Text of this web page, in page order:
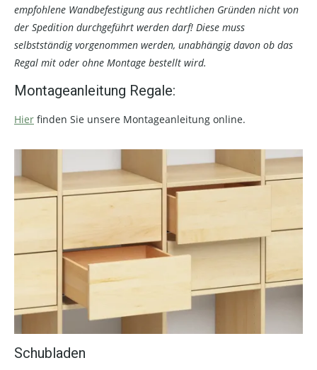
empfohlene Wandbefestigung aus rechtlichen Gründen nicht von
der Spedition durchgeführt werden darf! Diese muss
selbstständig vorgenommen werden, unabhängig davon ob das
Regal mit oder ohne Montage bestellt wird.
Montageanleitung Regale:
Hier finden Sie unsere Montageanleitung online.
Schubladen